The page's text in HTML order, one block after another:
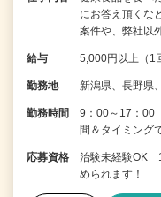
にお答え頂くな
案件や、弊社以
給与 5,000円以上（
勤務地 新潟県、長野県
勤務時間
9：00～17：00
間＆タイミング
応募資格
治験未経験OK
められます！